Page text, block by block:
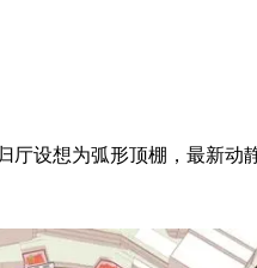
厅设想为弧形顶棚，最新动